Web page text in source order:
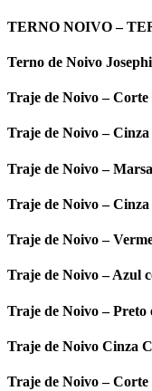
TERNO NOIVO –
Terno de Noivo
Traje de Noivo –
Traje de Noivo –
Traje de Noivo –
Traje de Noivo – Cinza
Traje de Noivo –
Traje de Noivo – Azul
Traje de Noivo – Preto
Traje de Noivo Cinza
Traje de Noivo –